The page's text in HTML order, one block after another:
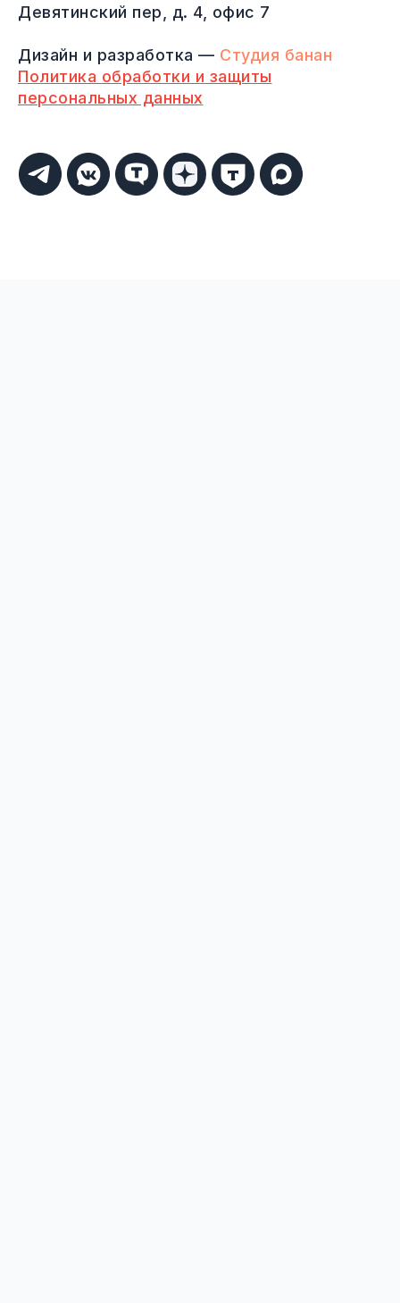
Девятинский пер, д. 4, офис 7
Дизайн и разработка — Студия банан
Политика обработки и защиты
персональных данных